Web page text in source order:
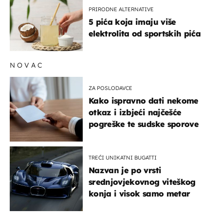
PRIRODNE ALTERNATIVE
5 pića koja imaju više
elektrolita od sportskih pića
NOVAC
ZA POSLODAVCE
Kako ispravno dati nekome
otkaz i izbjeći najčešće
pogreške te sudske sporove
TREĆI UNIKATNI BUGATTI
Nazvan je po vrsti
srednjovjekovnog viteškog
konja i visok samo metar